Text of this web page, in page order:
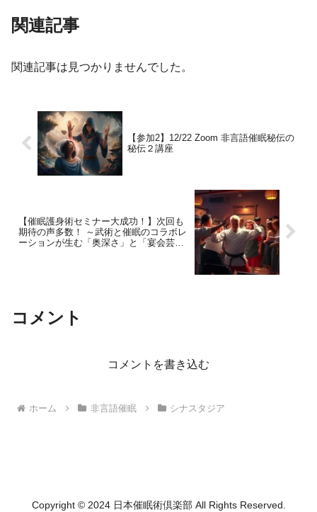
関連記事
関連記事は見つかりませんでした。
【参加2】12/22 Zoom 非言語催眠秘伝の
秘伝２講座
【催眠護身術セミナー大成功！】次回も
期待の声多数！ ～武術と催眠のコラボレ
ーションが生む「奥深さ」と「宴会芸」
コメント
コメントを書き込む
ホーム 非言語催眠 シナスタジア
Copyright © 2024 日本催眠術倶楽部 All Rights Reserved.